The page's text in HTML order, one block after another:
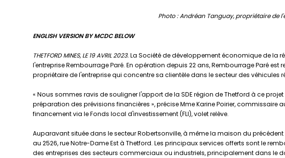
Photo : Andréan Tanguay, propriétaire de
ENGLISH VERSION BY MCDC BELOW
THETFORD MINES, LE 19 AVRIL 2023. La Société de développement économique de la
l'entreprise Rembourrage Paré. En opération depuis 22 ans, Rembourrage Paré
propriétaire de l'entreprise qui concentre sa clientèle dans le secteur des véhicules
« Nous sommes ravis de souligner l'apport de la SDE région de Thetford à ce
préparation des prévisions financières », précise Mme Karine Poirier,
financement via le Fonds local d'investissement (FLI), volet relève.
Auparavant située dans le secteur Robertsonville, à même la maison du
au 2526, rue Notre-Dame Est à Thetford. Les principaux services offerts sont le
des entreprises des secteurs commerciaux ou industriels, principalement dans le